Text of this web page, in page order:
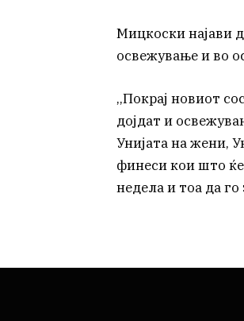
Мицкоски најави
освежување и во
,,Покрај новиот
дојдат и
Унијата на жени,
финеси кои што ќе
недела и тоа да